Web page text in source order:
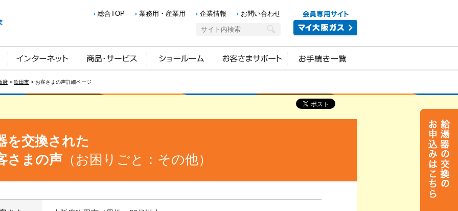
総合TOP 業務用・産業用 企業情報 お問い合わせ
府 > 吹田市 > お客さまの声詳細ページ
を交換された
さまの声 （お困りごと：その他）